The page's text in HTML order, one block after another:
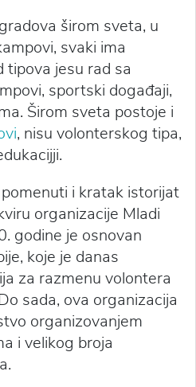
širom sveta, u
svaki ima
tipova jesu rad sa
sportski događaji,
Širom sveta postoje i
, nisu volonterskog tipa,
i kratak istorijat
organizacije Mladi
godine je osnovan
koje je danas
za razmenu volontera
sada, ova organizacija
organizovanjem
i velikog broja